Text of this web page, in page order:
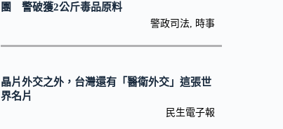
團 警破獲2公斤毒品原料
警政司法, 時事
晶片外交之外，台灣還有「醫衛外交」這張世
界名片
民生電子報